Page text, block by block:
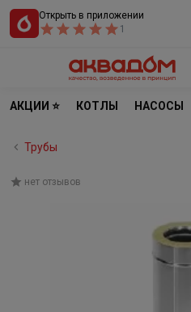
Открыть в приложении
1
АКЦИИ ⭐ КОТЛЫ НАСОСЫ
Трубы
нет отзывов